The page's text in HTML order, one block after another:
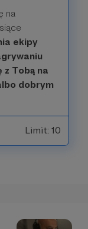
na
ekipy
Tobą na
dobrym
Limit: 10